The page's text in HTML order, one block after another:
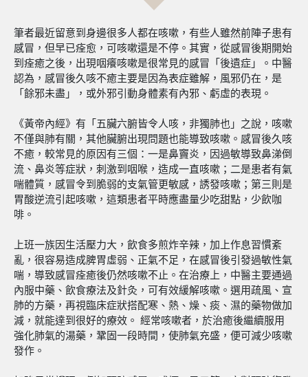
筆者最近留意到身邊很多人都在咳嗽，有些人雖然前陣子患有
感冒，但早已痊愈，可咳嗽還是不停。其實，從感冒後期開始
到痊癒之後，出現咽癢咳嗽是很常見的感冒「後遺症」。中醫
認為，感冒後久咳不癒主要是因為表症雖解，風邪仍在，是
「餘邪未盡」，或外邪引動身體素有內邪、虧虛的表現。
《黃帝內經》有「五臟六腑皆令人咳，非獨肺也」之說，咳嗽
不僅與肺有關，其他臟腑出現問題也能導致咳嗽。感冒後久咳
不癒，較常見的原因有三個：一是鼻竇炎，因過敏導致鼻涕倒
流、鼻炎等症狀，刺激到咽喉，造成一直咳嗽；二是患者有氣
喘體質，感冒令到脆弱的支氣管更敏感，誘發咳嗽；第三則是
胃酸逆流引起咳嗽，這類患者平時應盡量少吃甜點，少飲咖
啡。
上班一族因生活壓力大，飲食多煎炸辛辣，加上作息習慣紊
亂，很容易造成脾胃虛弱、正氣不足，在感冒後引發過敏性氣
喘，導致感冒痊癒後仍然咳嗽不止。在治療上，中醫主要通過
內服中藥、飲食療法及針灸，可有效緩解咳嗽。選用疏風、宣
肺的方藥，再視臨床症狀搭配寒、熱、燥、痰、濕的藥物做加
減，就能達到很好的療效。 經常咳嗽者，於治癒後繼續服用
強化肺氣的湯藥，鞏固一段時間，使肺氣充盛，便可減少咳嗽
發作。